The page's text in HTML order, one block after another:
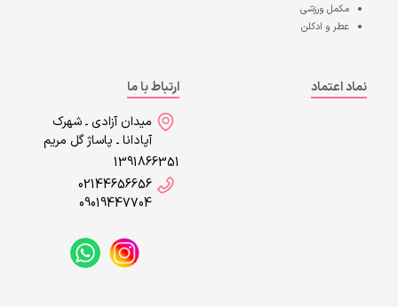
مکمل ورزشی
عطر و ادکلن
نماد اعتماد
ارتباط با ما
میدان آزادی ـ شهرک
آپادانا ـ پاساژ گل مریم
1391866351
02144656656
09019447704